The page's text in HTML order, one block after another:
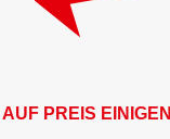
AUF PREIS EINIGEN